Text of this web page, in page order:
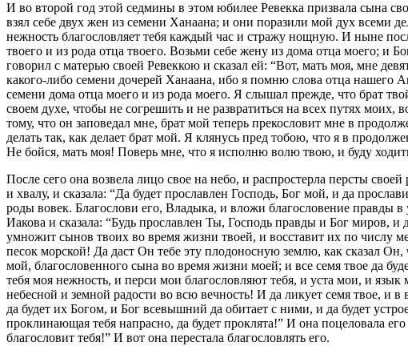
И во второй год этой седмины в этом юбилее Ревекка призвала сына
взял себе двух жен из семени Ханаана; и они поразили мой дух всеми
нежность благословляет тебя каждый час и стражу нощную. И ныне
твоего и из рода отца твоего. Возьми себе жену из дома отца моего; и
говорил с матерью своей Ревеккою и сказал ей: “Вот, мать моя, мне
какого-либо семени дочерей Ханаана, ибо я помню слова отца нашего
семени дома отца моего и из рода моего. Я слышал прежде, что брат
своем духе, чтобы не согрешить и не развратиться на всех путях
тому, что он заповедал мне, брат мой теперь прекословит мне в
делать так, как делает брат мой. Я клянусь пред тобою, что я в
Не бойся, мать моя! Поверь мне, что я исполню волю твою, и буду
После сего она возвела лицо свое на небо, и распростерла персты
и хвалу, и сказала: “Да будет прославлен Господь, Бог мой, и да
роды вовек. Благослови его, Владыка, и вложи благословение правды
Иакова и сказала: “Будь прославлен Ты, Господь правды и Бог миров,
умножит сынов твоих во время жизни твоей, и восставит их по числу
песок морской! Да даст Он тебе эту плодоносную землю, как сказал
мой, благословенного сына во время жизни моей; и все семя твое да
тебя моя нежность, и перси мои благословляют тебя, и уста мои, и
небесной и земной радости во всю вечность! И да ликует семя твое, и
да будет их Богом, и Бог всевышний да обитает с ними, и да будет
проклинающая тебя напрасно, да будет проклята!” И она поцеловала
благословит тебя!” И вот она перестала благословлять его.